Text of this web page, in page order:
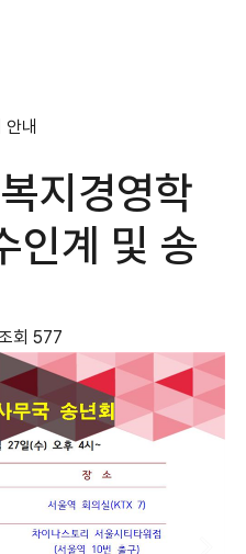
안내
지경영학
인계 및 송
회 577